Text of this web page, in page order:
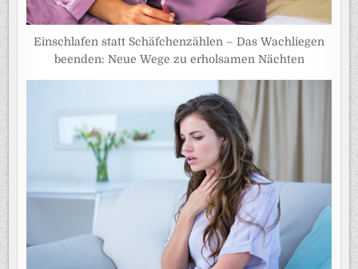
Einschlafen statt Schäfchenzählen – Das Wachliegen
beenden: Neue Wege zu erholsamen Nächten